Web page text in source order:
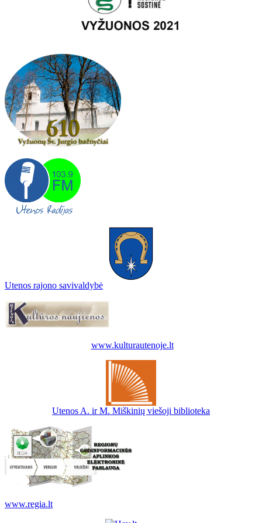
Utenos rajono savivaldybė
www.kulturautenoje.lt
Utenos A. ir M. Miškinių viešoji biblioteka
www.regia.lt